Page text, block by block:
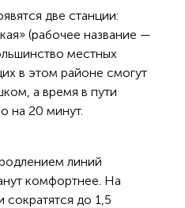
две станции:
(рабочее название —
местных
в этом районе смогут
а время в пути
на 20 минут.
линий
комфортнее. На
до 1,5